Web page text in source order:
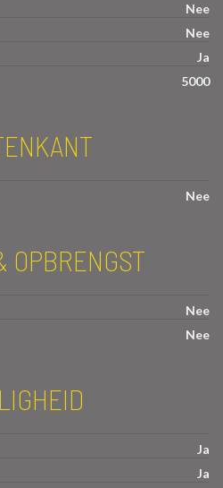
Nee
Nee
Ja
5000
Nee
OPBRENGST
Nee
Nee
Ja
Ja